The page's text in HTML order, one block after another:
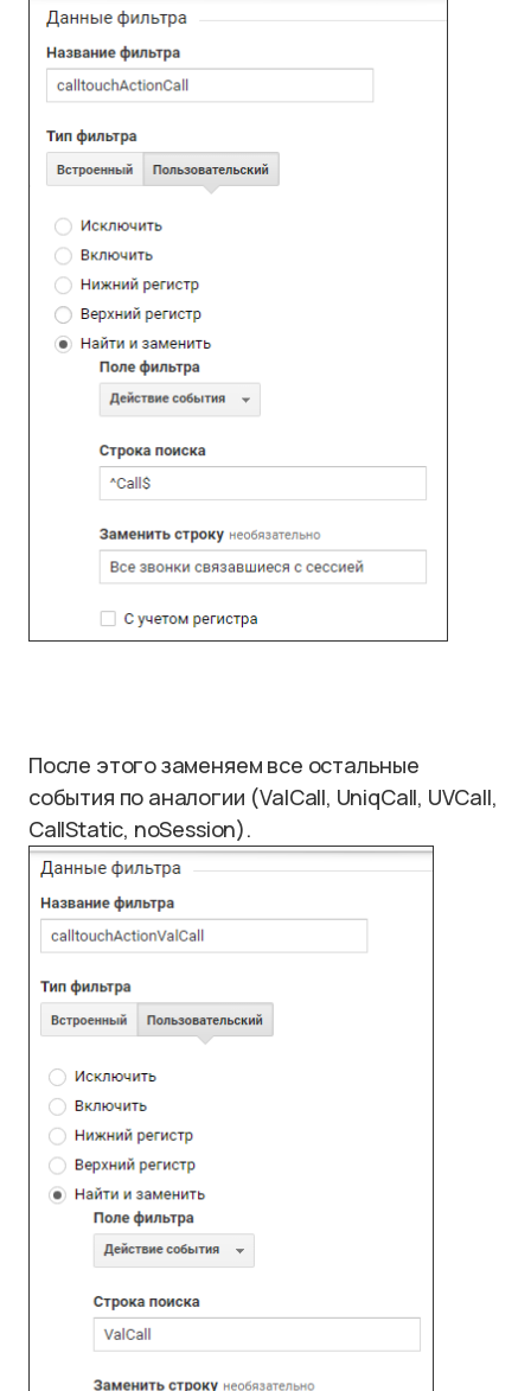
После этого заменяем все остальные
события по аналогии (ValCall, UniqCall, UVCall,
CallStatic, noSession).